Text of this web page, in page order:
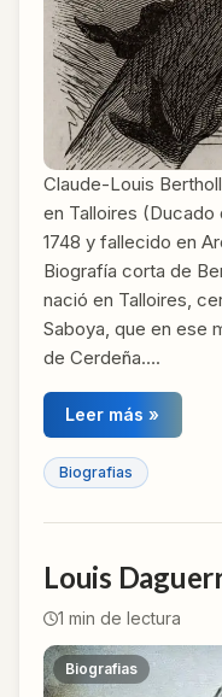
Claude-Louis
en Talloires
1748 y fallecido en
Biografía corta de
nació en Talloires,
Saboya, que en ese
de Cerdeña….
Leer más »
Biografias
Louis
1 min de lectura
Biografias